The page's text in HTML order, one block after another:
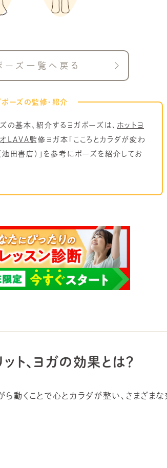
ーズ一覧へ戻る
ポーズの監修・紹介
の基本、紹介するヨガポーズは、 ホットヨ
LAVA 監修ヨガ本「こころとカラダが変わ
池田書店）」を参考にポーズを紹介してお
ト、ヨガの効果とは？
動くことで心とカラダが整い、さまざま